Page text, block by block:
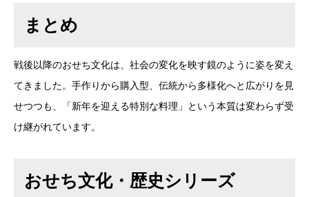
まとめ
戦後以降のおせち文化は、社会の変化を映す鏡のように姿を変え
てきました。手作りから購入型、伝統から多様化へと広がりを見
せつつも、「新年を迎える特別な料理」という本質は変わらず受
け継がれています。
おせち文化・歴史シリーズ